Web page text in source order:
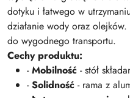
dotyku i łatwego w
działanie wody oraz
do wygodnego transportu.
Cechy produktu:
-Mobilność - stół
-Solidność - rama z